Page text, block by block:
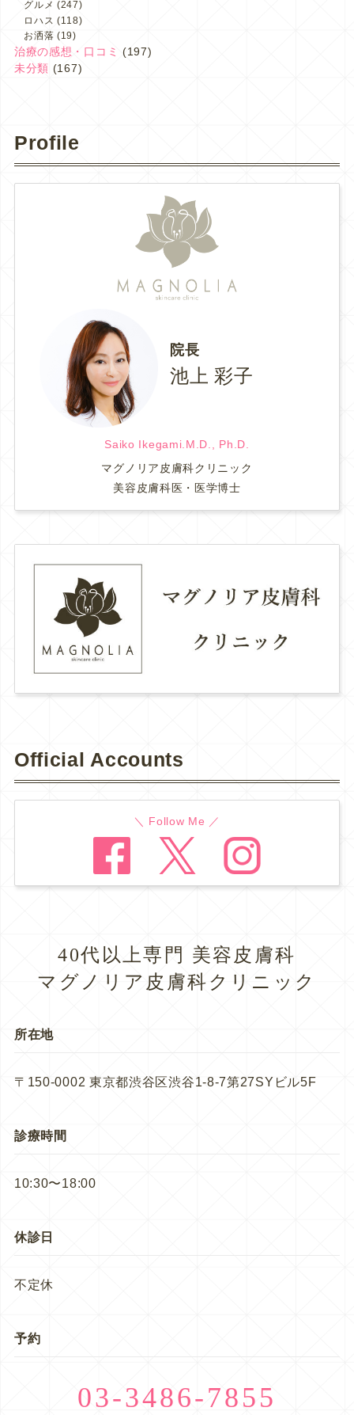
グルメ (247)
ロハス (118)
お洒落 (19)
治療の感想・口コミ (197)
未分類 (167)
Profile
院長
池上 彩子
Saiko Ikegami.M.D., Ph.D.
マグノリア皮膚科クリニック
美容皮膚科医・医学博士
Official Accounts
＼ Follow Me ／
40代以上専門 美容皮膚科
マグノリア皮膚科クリニック
所在地
〒150-0002 東京都渋谷区渋谷1-8-7第27SYビル5F
診療時間
10:30〜18:00
休診日
不定休
予約
03-3486-7855